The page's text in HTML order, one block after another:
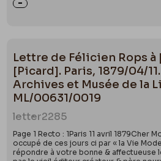
Lettre de Félicien Rops à
[Picard]. Paris, 1879/04/
Archives et Musée de la
ML/00631/0019
letter2285
Page 1 Recto : 1Paris 11 avril 1879Cher
occupé de ces jours ci par « la Vie
répondre à votre bonne & affectueuse